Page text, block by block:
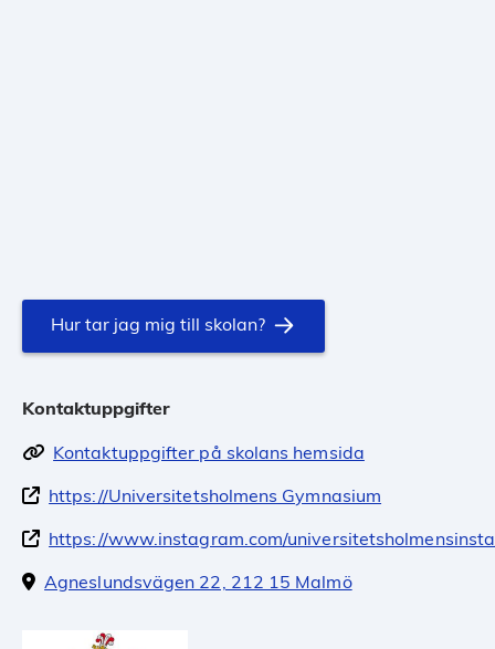
Hur tar jag mig till skolan?
Kontaktuppgifter
Kontaktuppgifter på skolans hemsida
https://Universitetsholmens Gymnasium
https://www.instagram.com/
Agneslundsvägen 22, 212 15 Malmö